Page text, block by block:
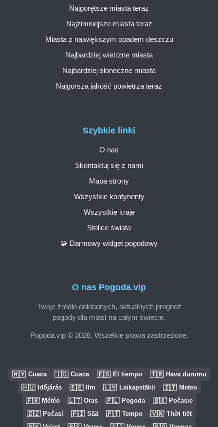
O nas Pogoda.vip
Twoje źródło dokładnych, aktualnych prognoz
pogody dla miast na całym świecie.
Pogoda.vip © 2026. Wszelkie prawa zastrzeżone.
Szybkie linki
O nas
Skontaktuj się z nami
Mapa strony
Wszystkie kontynenty
Wszystkie kraje
Stolice świata
🧩 Darmowy widget pogodowy
Najgorętsze miasta teraz
Najzimniejsze miasta teraz
Miasta z największym opadem deszczu
Najbardziej wietrzne miasta
Najbardziej słoneczne miasta
Najgorsza jakość powietrza teraz
🇲🇾 Cuaca 🇮🇩 Cuaca 🇪🇸 El tiempo 🇹🇷 Hava durumu
🇭🇺 Időjárás 🇪🇪 Ilm 🇱🇻 Laikapstākļi 🇮🇹 Meteo
🇫🇷 Météo 🇱🇹 Oras 🇵🇱 Pogoda 🇸🇰 Počasie
🇨🇿 Počasí 🇫🇮 Sää 🇵🇹 Tempo 🇻🇳 Thời tiết